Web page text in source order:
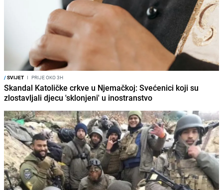
/SVIJET I PRIJE OKO 3H
Skandal Katoličke crkve u Njemačkoj: Svećenici koji su
zlostavljali djecu 'sklonjeni' u inostranstvo